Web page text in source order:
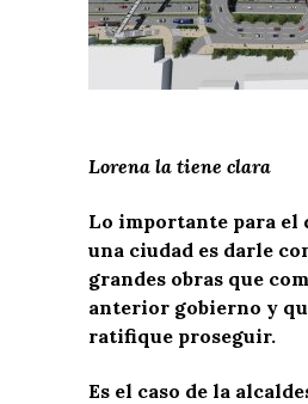
Lorena la tiene clara
Lo importante para el
una ciudad es darle
grandes obras que
anterior gobierno y
ratifique proseguir.
Es el caso de la